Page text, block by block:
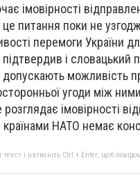
імовірності
це питання поки не
перемоги України
і словацький
можливість
угоди між
імовірності
країнами НАТО немає
і натисніть Ctrl + Enter, щоб